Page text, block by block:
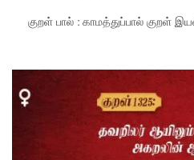
குறள் பால் : காமத்துப்பால் குறள்